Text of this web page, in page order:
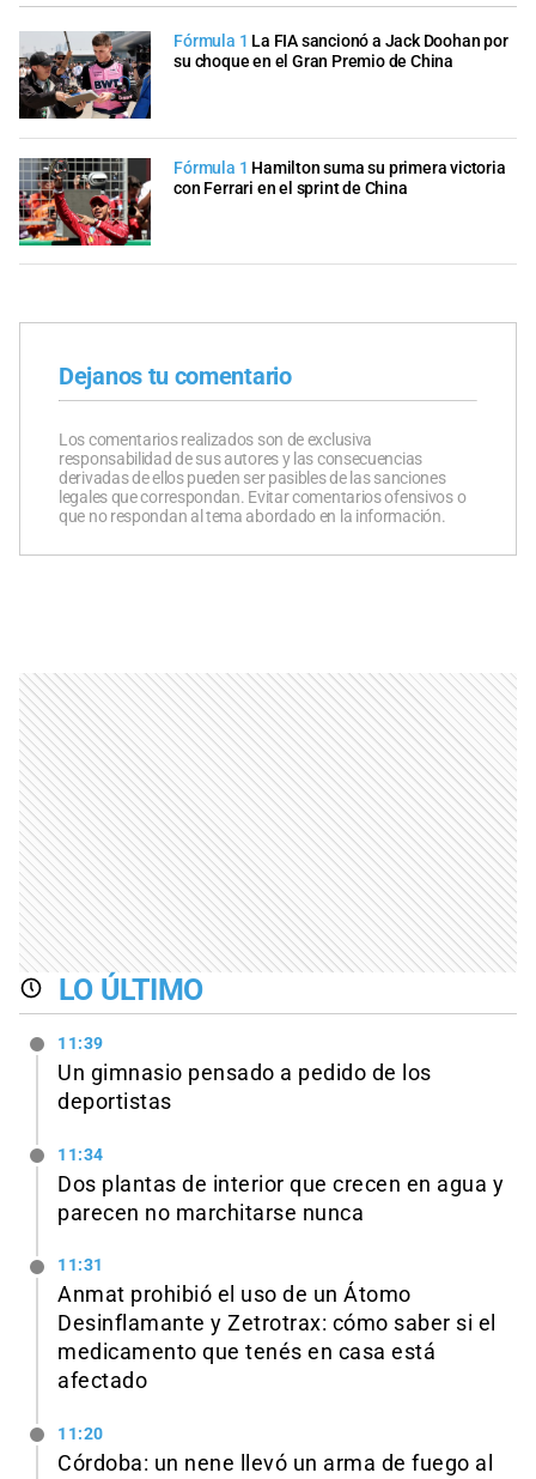
Fórmula 1 La FIA sancionó a Jack Doohan por
su choque en el Gran Premio de China
Fórmula 1 Hamilton suma su primera victoria
con Ferrari en el sprint de China
Dejanos tu comentario
Los comentarios realizados son de exclusiva
responsabilidad de sus autores y las consecuencias
derivadas de ellos pueden ser pasibles de las sanciones
legales que correspondan. Evitar comentarios ofensivos o
que no respondan al tema abordado en la información.
LO ÚLTIMO
11:39
Un gimnasio pensado a pedido de los
deportistas
11:34
Dos plantas de interior que crecen en agua y
parecen no marchitarse nunca
11:31
Anmat prohibió el uso de un Átomo
Desinflamante y Zetrotrax: cómo saber si el
medicamento que tenés en casa está
afectado
11:20
Córdoba: un nene llevó un arma de fuego al